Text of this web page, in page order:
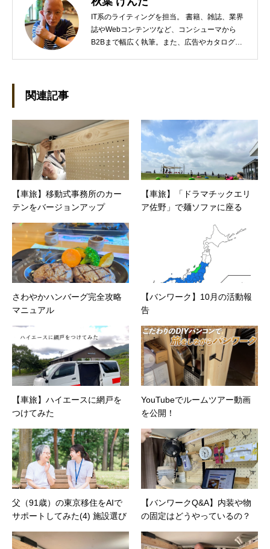
IT系のライティングを担当。 書籍、雑誌、業界
誌やWebコンテンツなど、コンシューマから
B2Bまで幅広く執筆。また、広告やカタログ、
ージ（SAN/NAS/LTO/SASなど）、セキュリテ
ィ（BIOS/UTM/情報漏えい対策/デザスタリカバ
リ/内部統制・コンプライアンス/ネットワーク
セキュリティ/メールセキュリティなど）、ネッ
トワーク（KVMスイッチ/グループウェア/サー
バ/資産管理/シンクライアント/ホスティングな
ど）、その他（.NET/BI/カタログ/各種戦略/導入
事例/パートナー取材など）…ほか、多数執筆。
関連記事
【車旅】移動式事務所のカー
テンをバージョンアップ
【車旅】「ドラマチックエリ
ア佐野」で麺ソファに座る
さわやかハンバーグ完全攻略
マニュアル
【バンワーク】10月の活動報
告
【車旅】ハイエースに網戸を
つけてみた
YouTubeでルームツアー動画
を公開！
父（91歳）の東京移住をAIで
サポートしてみた(4) 施設選び
【バンワークQ&A】内装や物
の固定はどうやっているの？